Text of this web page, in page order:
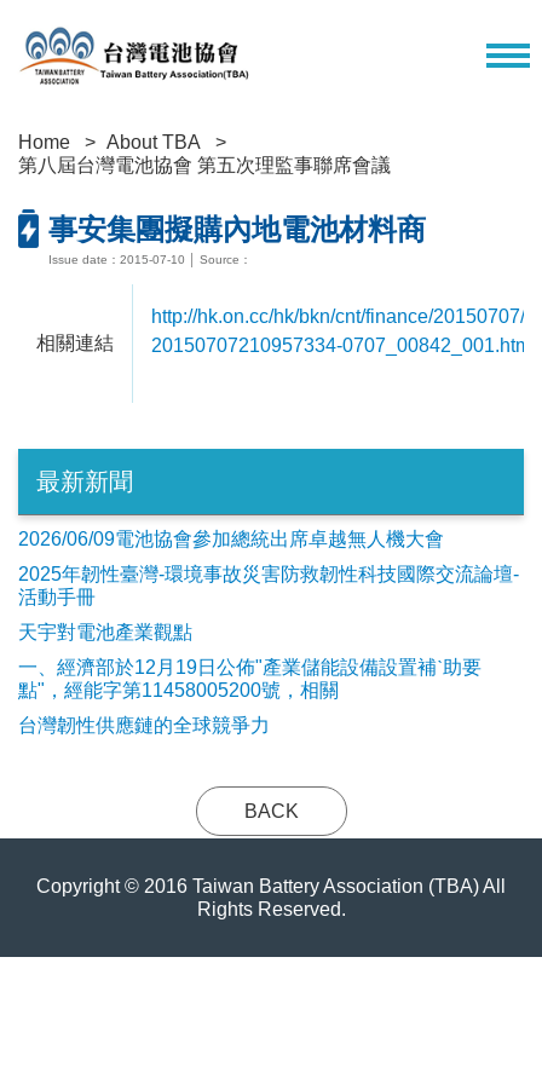
Home
About TBA
第八屆台灣電池協會 第五次理監事聯席會議
事安集團擬購內地電池材料商
Issue date：2015-07-10 │ Source：
相關連結
http://hk.on.cc/hk/bkn/cnt/finance/20150707/
20150707210957334-0707_00842_001.html
最新新聞
2026/06/09電池協會參加總統出席卓越無人機大會
2025年韌性臺灣-環境事故災害防救韌性科技國際交流論壇-
活動手冊
天宇對電池產業觀點
​一、經濟部於12月19日公佈"產業儲能設備設置補ˋ助要
點"，經能字第11458005200號，相關
台灣韌性供應鏈的全球競爭力
BACK
Copyright © 2016 Taiwan Battery Association (TBA) All
Rights Reserved.